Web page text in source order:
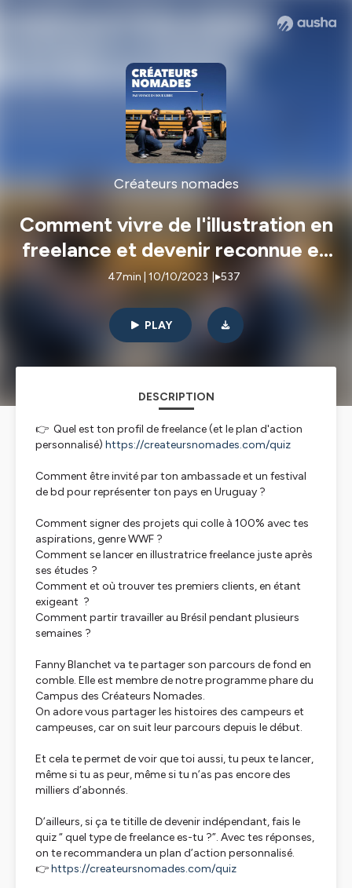
Créateurs nomades
Comment vivre de l'illustration en
freelance et devenir reconnue en
1 an ? avec Fanny Blanchet
47min | 10/10/2023 537
PLAY
DESCRIPTION
👉 Quel est ton profil de freelance (et le plan d'action
personnalisé) https://createursnomades.com/quiz
Comment être invité par ton ambassade et un festival
de bd pour représenter ton pays en Uruguay ?
Comment signer des projets qui colle à 100% avec tes
aspirations, genre WWF ?
Comment se lancer en illustratrice freelance juste après
ses études ?
Comment et où trouver tes premiers clients, en étant
exigeant ?
Comment partir travailler au Brésil pendant plusieurs
semaines ?
Fanny Blanchet va te partager son parcours de fond en
comble. Elle est membre de notre programme phare du
Campus des Créateurs Nomades.
On adore vous partager les histoires des campeurs et
campeuses, car on suit leur parcours depuis le début.
Et cela te permet de voir que toi aussi, tu peux te lancer,
même si tu as peur, même si tu n’as pas encore des
milliers d’abonnés.
D’ailleurs, si ça te titille de devenir indépendant, fais le
quiz “ quel type de freelance es-tu ?”. Avec tes réponses,
on te recommandera un plan d’action personnalisé.
👉https://createursnomades.com/quiz